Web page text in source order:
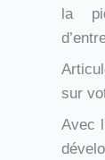
la
sur
Avec